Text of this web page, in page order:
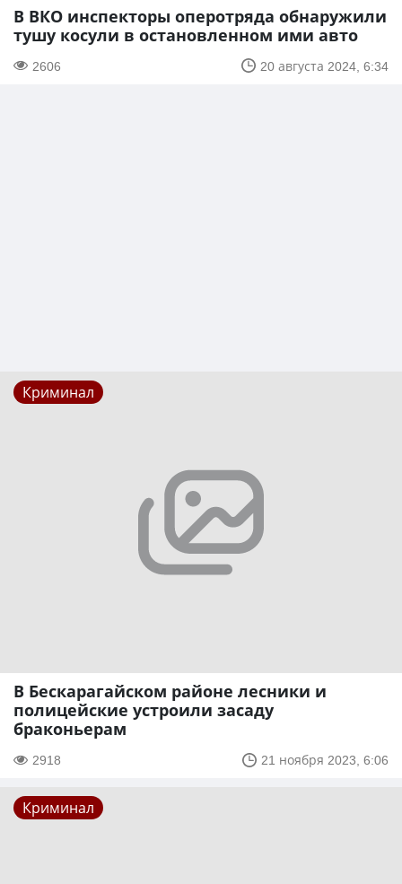
В ВКО инспекторы оперотряда обнаружили
тушу косули в остановленном ими авто
2606 20 августа 2024, 6:34
Криминал
В Бескарагайском районе лесники и
полицейские устроили засаду
браконьерам
2918 21 ноября 2023, 6:06
Криминал